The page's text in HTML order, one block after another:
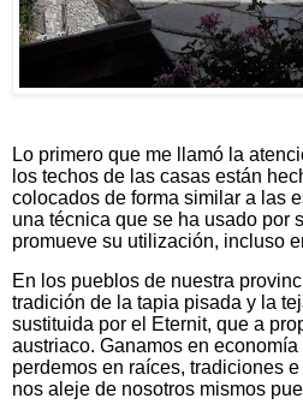
Lo primero que me llamó la
los techos de las casas están
colocados de forma similar a las
una técnica que se ha usado por
promueve su utilización, incluso
En los pueblos de nuestra
tradición de la tapia pisada y la
sustituida por el Eternit, que a
austriaco. Ganamos en
perdemos en raíces, tradiciones
nos aleje de nosotros mismos